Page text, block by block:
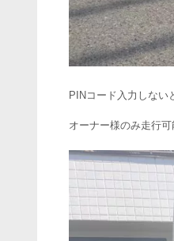
PINコード入力しない
オーナー様のみ走行